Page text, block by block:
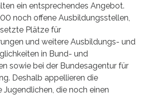
ein entsprechendes Angebot.
noch offene Ausbildungsstellen,
Plätze für
und weitere Ausbildungs- und
in Bund- und
sowie bei der Bundesagentur für
Deshalb appellieren die
Jugendlichen, die noch einen